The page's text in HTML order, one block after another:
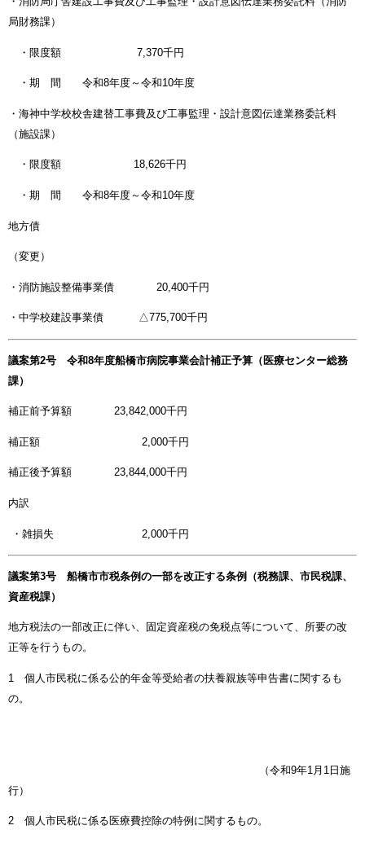
局財務課）
・限度額 7,370千円
・期 間 令和8年度～令和10年度
・海神中学校校舎建替工事費及び工事監理・設計意図伝達業務委託料
（施設課）
・限度額 18,626千円
・期 間 令和8年度～令和10年度
地方債
（変更）
・消防施設整備事業債 20,400千円
・中学校建設事業債 △775,700千円
議案第2号 令和8年度船橋市病院事業会計補正予算（医療センター総務
課）
補正前予算額 23,842,000千円
補正額 2,000千円
補正後予算額 23,844,000千円
内訳
・雑損失 2,000千円
議案第3号 船橋市市税条例の一部を改正する条例（税務課、市民税課、
資産税課）
地方税法の一部改正に伴い、固定資産税の免税点等について、所要の改
正等を行うもの。
1 個人市民税に係る公的年金等受給者の扶養親族等申告書に関するも
の。
（令和9年1月1日施
行）
2 個人市民税に係る医療費控除の特例に関するもの。